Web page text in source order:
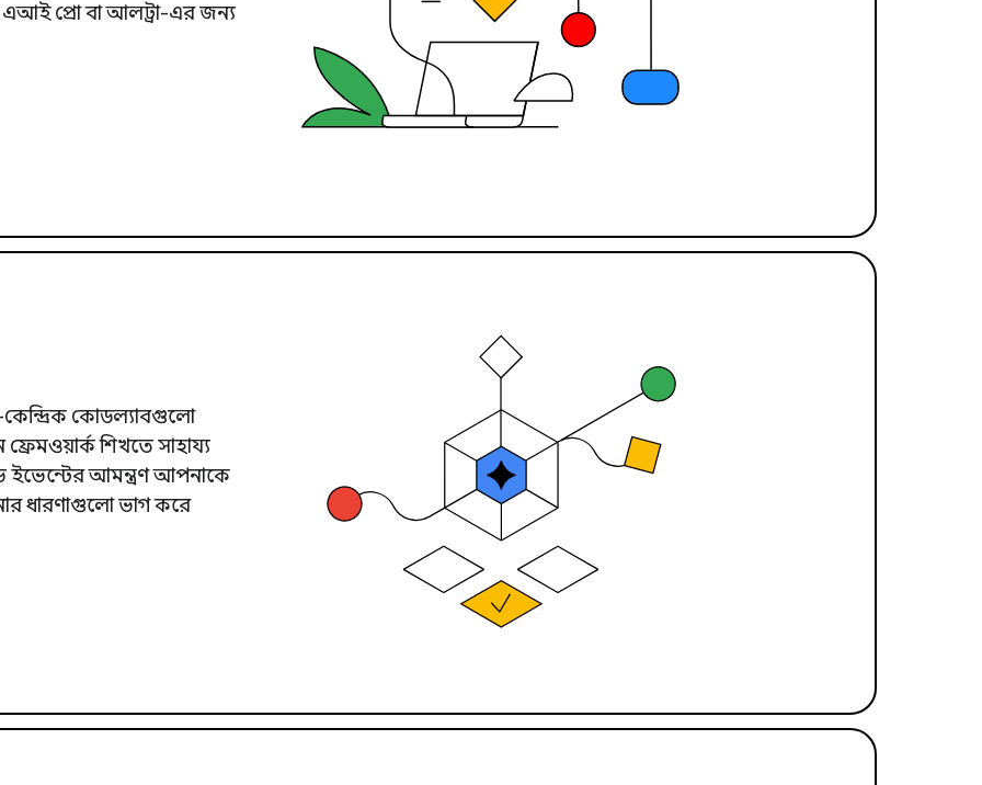
এআই প্রো বা আলট্রা-এর জন্য
কেন্দ্রিক কোডল্যাবগুলো
শিখতে সাহায্য
ইভেন্টের আমন্ত্রণ আপনাকে
ধারণাগুলো ভাগ করে